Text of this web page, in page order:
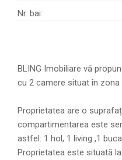
Nr. bai:
BLING Imobiliare vă
cu 2 camere situat în zona
Proprietatea are o
compartimentarea este
astfel: 1 hol, 1 living ,1
Proprietatea este situată la